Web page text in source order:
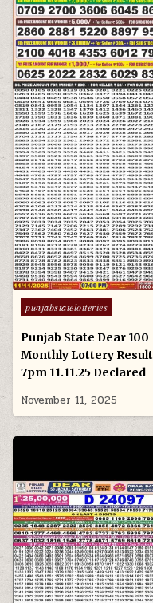
Posted
punjabstatelotteries
Punjab State Dear 100
Monthly Lottery Result
7pm 11.11.25 Declared
November 11, 2025